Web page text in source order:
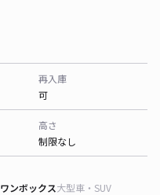
再入庫
可
高さ
制限なし
ワンボックス大型車・SUV